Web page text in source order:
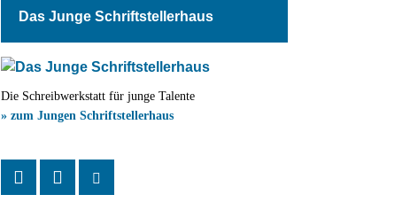
Das Junge Schriftstellerhaus
Die Schreibwerkstatt für junge Talente
» zum Jungen Schriftstellerhaus